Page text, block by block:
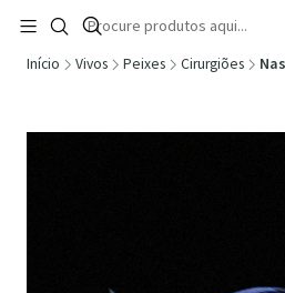
🚚 Portugal Continental: Portes Grátis
Ler mais
Início Vivos Peixes Cirurgiões